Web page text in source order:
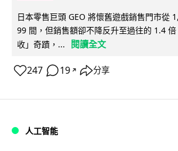
日本零售巨頭 GEO 將懷舊遊戲銷售門市從
99 間，但銷售額卻不降反升至過往的 1.4
收」奇蹟，...
閱讀全文
247 19 ↗ 分享
人工智能